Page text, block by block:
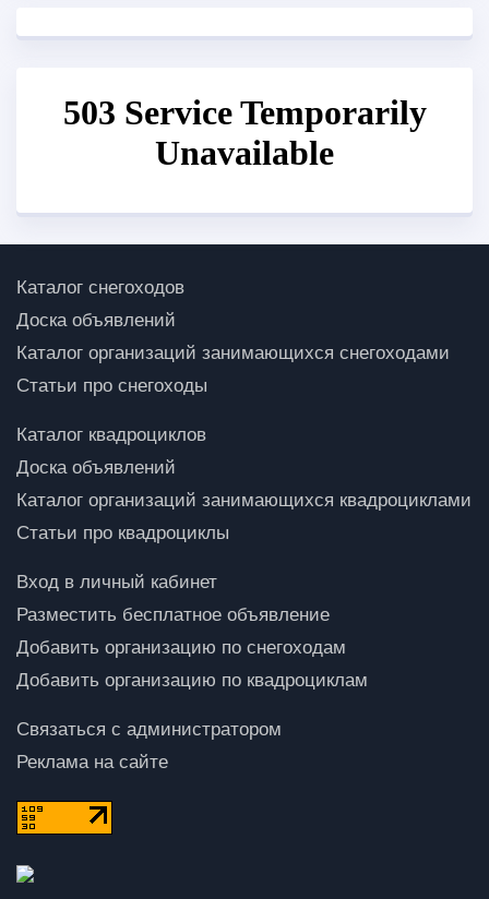
Каталог снегоходов
Доска объявлений
Каталог организаций занимающихся снегоходами
Статьи про снегоходы
Каталог квадроциклов
Доска объявлений
Каталог организаций занимающихся квадроциклами
Статьи про квадроциклы
Вход в личный кабинет
Разместить бесплатное объявление
Добавить организацию по снегоходам
Добавить организацию по квадроциклам
Связаться с администратором
Реклама на сайте